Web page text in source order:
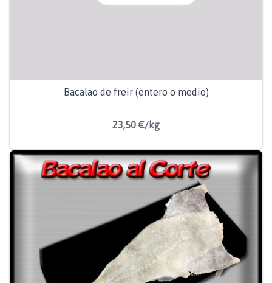
Bacalao de freir (entero o medio)
23,50 €/kg